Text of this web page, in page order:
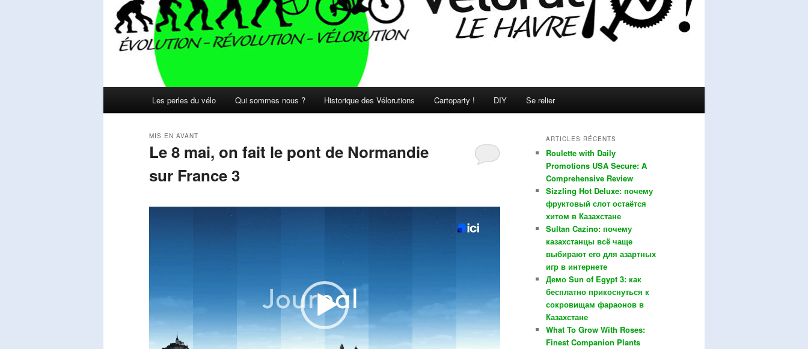
Les perles du vélo Qui sommes nous ? Historique des Vélorutions Cartoparty ! DIY Se relier
Le 8 mai, on fait le pont de Normandie
sur France 3
MIS EN AVANT ARTICLES RÉCENTS
Roulette with Daily
Promotions USA Secure: A
Comprehensive Review
Sizzling Hot Deluxe: почему
фруктовый слот остаётся
хитом в Казахстане
Sultan Cazino: почему
казахстанцы всё чаще
выбирают его для азартных
игр в интернете
Демо Sun of Egypt 3: как
бесплатно прикоснуться к
сокровищам фараонов в
Казахстане
What To Grow With Roses:
Finest Companion Plants